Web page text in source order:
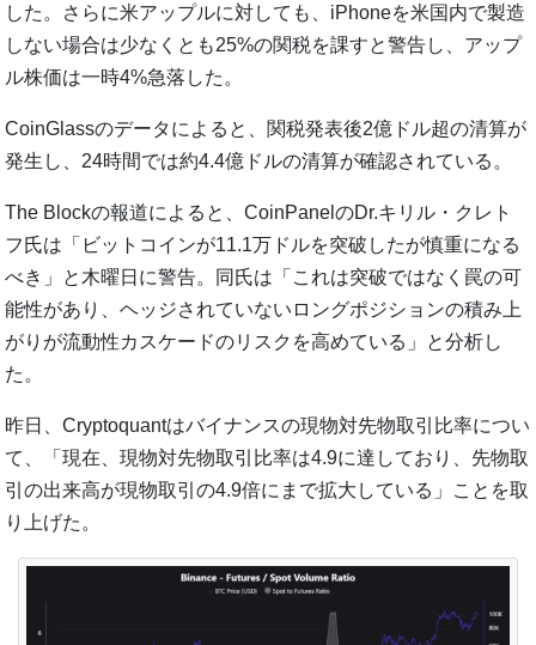
した。さらに米アップルに対しても、iPhoneを米国内で製造
しない場合は少なくとも25%の関税を課すと警告し、アップ
ル株価は一時4%急落した。
CoinGlassのデータによると、関税発表後2億ドル超の清算が
発生し、24時間では約4.4億ドルの清算が確認されている。
The Blockの報道によると、CoinPanelのDr.キリル・クレト
フ氏は「ビットコインが11.1万ドルを突破したが慎重になる
べき」と木曜日に警告。同氏は「これは突破ではなく罠の可
能性があり、ヘッジされていないロングポジションの積み上
がりが流動性カスケードのリスクを高めている」と分析し
た。
昨日、Cryptoquantはバイナンスの現物対先物取引比率につい
て、「現在、現物対先物取引比率は4.9に達しており、先物取
引の出来高が現物取引の4.9倍にまで拡大している」ことを取
り上げた。